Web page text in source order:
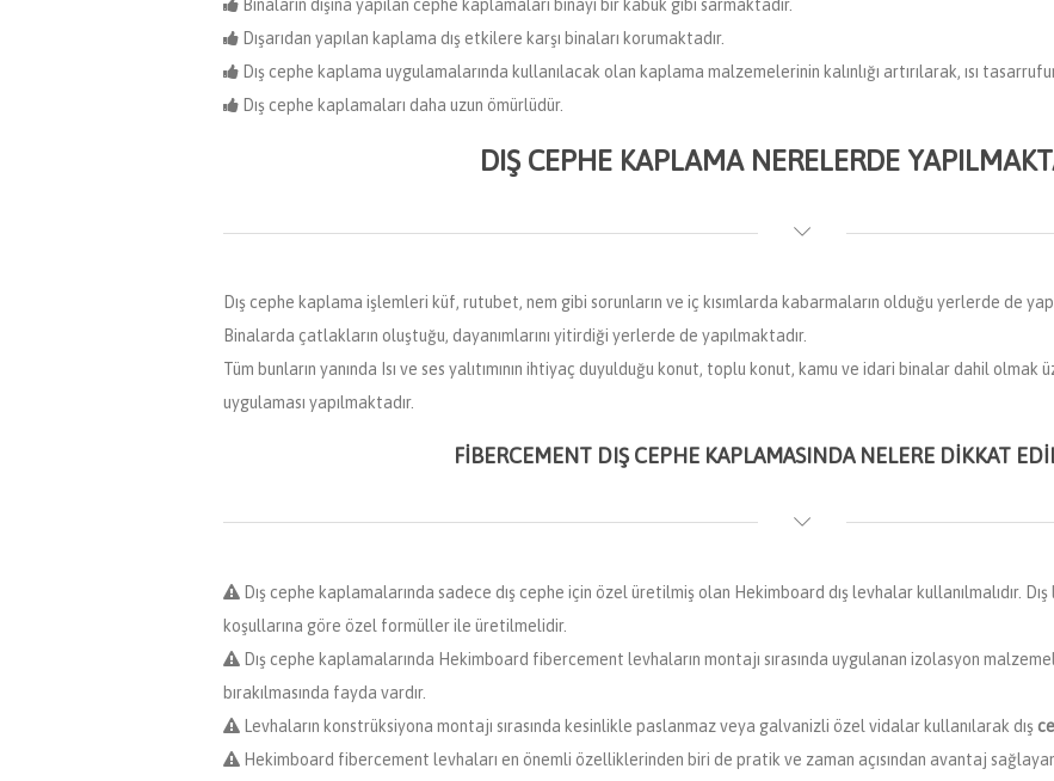
Binaların dışına yapılan cephe kaplamaları binayı bir kabuk gibi sarmaktadır.
Dışarıdan yapılan kaplama dış etkilere karşı binaları korumaktadır.
Dış cephe kaplama uygulamalarında kullanılacak olan kaplama malzemelerinin kalınlığı artırılarak, ısı
Dış cephe kaplamaları daha uzun ömürlüdür.
DIŞ CEPHE KAPLAMA NERELERDE
Dış cephe kaplama işlemleri küf, rutubet, nem gibi sorunların ve iç kısımlarda kabarmaların olduğu yerlerde de
Binalarda çatlakların oluştuğu, dayanımlarını yitirdiği yerlerde de yapılmaktadır.
Tüm bunların yanında Isı ve ses yalıtımının ihtiyaç duyulduğu konut, toplu konut, kamu ve idari binalar dahil olmak
uygulaması yapılmaktadır.
FIBERCEMENT DIŞ CEPHE KAPLAMASINDA NELERE DIKKAT
Dış cephe kaplamalarında sadece dış cephe için özel üretilmiş olan Hekimboard dış levhalar kullanılmalıdır.
koşullarına göre özel formüller ile üretilmelidir.
Dış cephe kaplamalarında Hekimboard fibercement levhaların montajı sırasında uygulanan izolasyon
bırakılmasında fayda vardır.
Levhaların konstrüksiyona montajı sırasında kesinlikle paslanmaz veya galvanizli özel vidalar kullanılarak dış
Hekimboard fibercement levhaları en önemli özelliklerinden biri de pratik ve zaman açısından avantaj